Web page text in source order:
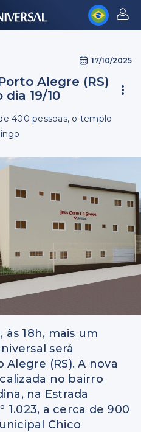
17/10/2025
Alegre (RS)
19/10
400 pessoas, o templo
18h, mais um
será
(RS). A nova
no bairro
na Estrada
1.023, a cerca de 900
Chico